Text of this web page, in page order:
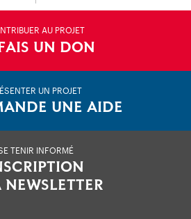
AU PROJET
UN DON
UN PROJET
UNE AIDE
TENIR INFORMÉ